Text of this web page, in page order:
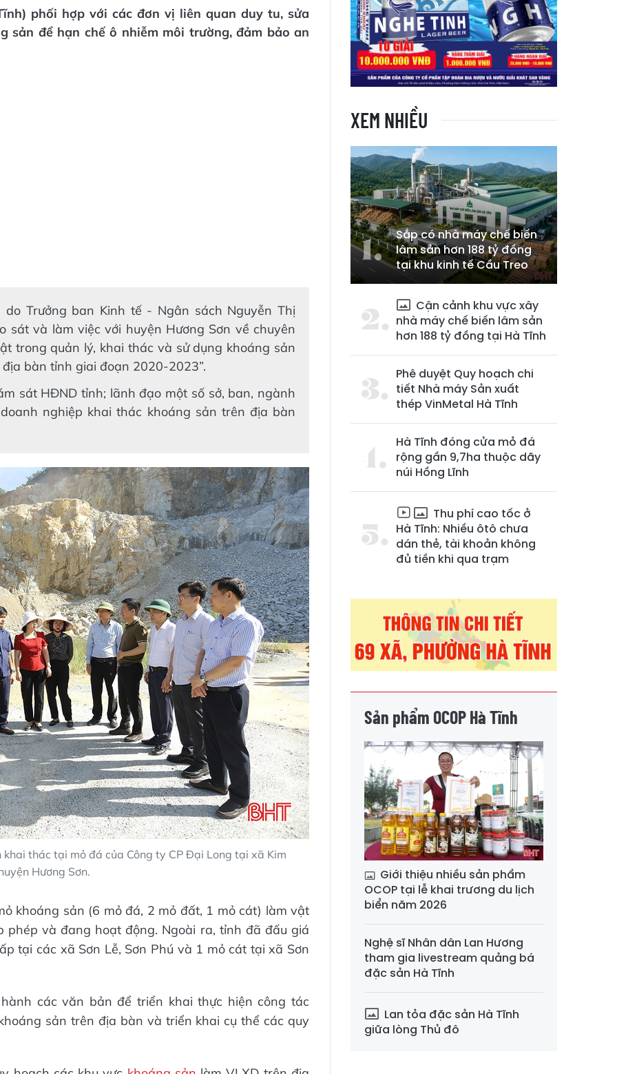
phối hợp với các đơn vị liên quan duy tu, sửa
sản để hạn chế ô nhiễm môi trường, đảm bảo an
Trưởng ban Kinh tế - Ngân sách Nguyễn Thị
sát và làm việc với huyện Hương Sơn về chuyên
trong quản lý, khai thác và sử dụng khoáng sản
bàn tỉnh giai đoạn 2020-2023”.
sát HĐND tỉnh; lãnh đạo một số sở, ban, ngành
nghiệp khai thác khoáng sản trên địa bàn
thác tại mỏ đá của Công ty CP Đại Long tại xã Kim
Hương Sơn.
khoáng sản (6 mỏ đá, 2 mỏ đất, 1 mỏ cát) làm vật
phép và đang hoạt động. Ngoài ra, tỉnh đã đấu giá
tại các xã Sơn Lễ, Sơn Phú và 1 mỏ cát tại xã Sơn
các văn bản để triển khai thực hiện công tác
sản trên địa bàn và triển khai cụ thể các quy
XEM NHIỀU
Sắp có nhà máy chế biến
lâm sản hơn 188 tỷ đồng
tại khu kinh tế Cầu Treo
Cận cảnh khu vực xây
nhà máy chế biến lâm sản
hơn 188 tỷ đồng tại Hà Tĩnh
Phê duyệt Quy hoạch chi
tiết Nhà máy Sản xuất
thép VinMetal Hà Tĩnh
Hà Tĩnh đóng cửa mỏ đá
rộng gần 9,7ha thuộc dãy
núi Hồng Lĩnh
Thu phí cao tốc ở
Hà Tĩnh: Nhiều ôtô chưa
dán thẻ, tài khoản không
đủ tiền khi qua trạm
Sản phẩm OCOP Hà Tĩnh
Giới thiệu nhiều sản phẩm
OCOP tại lễ khai trương du lịch
biển năm 2026
Nghệ sĩ Nhân dân Lan Hương
tham gia livestream quảng bá
đặc sản Hà Tĩnh
Lan tỏa đặc sản Hà Tĩnh
giữa lòng Thủ đô